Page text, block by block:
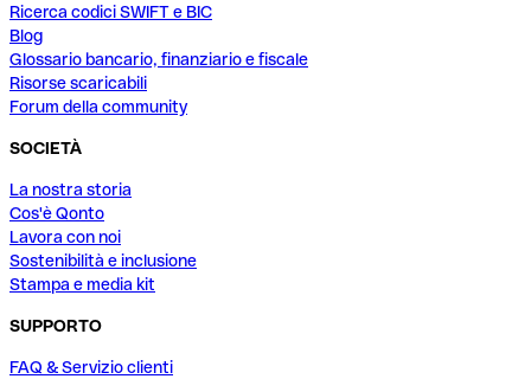
Ricerca codici SWIFT e BIC
Blog
Glossario bancario, finanziario e fiscale
Risorse scaricabili
Forum della community
SOCIETÀ
La nostra storia
Cos'è Qonto
Lavora con noi
Sostenibilità e inclusione
Stampa e media kit
SUPPORTO
FAQ & Servizio clienti